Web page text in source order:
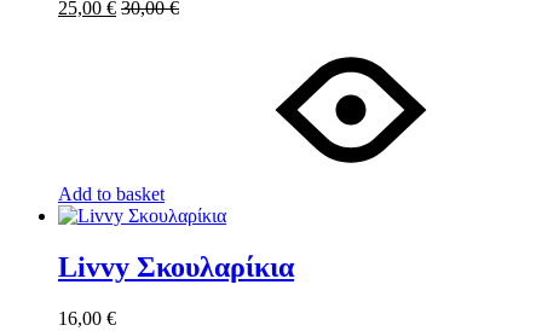
25,00 € 30,00€
Add to basket
Livvy Σκουλαρίκια
16,00 €